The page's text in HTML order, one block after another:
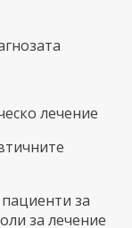
лечение
за
за лечение